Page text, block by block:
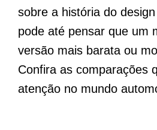
sobre a história do
pode até pensar que um
versão mais barata ou
Confira as comparações
atenção no mundo